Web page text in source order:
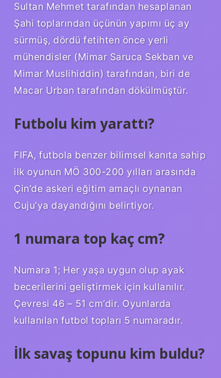
Sultan Mehmet tarafından hesaplanan
Şahi toplarından üçünün yapımı üç ay
sürmüş, dördü fetihten önce yerli
mühendisler (Mimar Saruca Sekban ve
Mimar Muslihiddin) tarafından, biri de
Macar Urban tarafından dökülmüştür.
Futbolu kim yarattı?
FIFA, futbola benzer bilimsel kanıta sahip
ilk oyunun MÖ 300-200 yılları arasında
Çin’de askeri eğitim amaçlı oynanan
Cuju’ya dayandığını belirtiyor.
1 numara top kaç cm?
Numara 1; Her yaşa uygun olup ayak
becerilerini geliştirmek için kullanılır.
Çevresi 46 – 51 cm’dir. Oyunlarda
kullanılan futbol topları 5 numaradır.
İlk savaş topunu kim buldu?